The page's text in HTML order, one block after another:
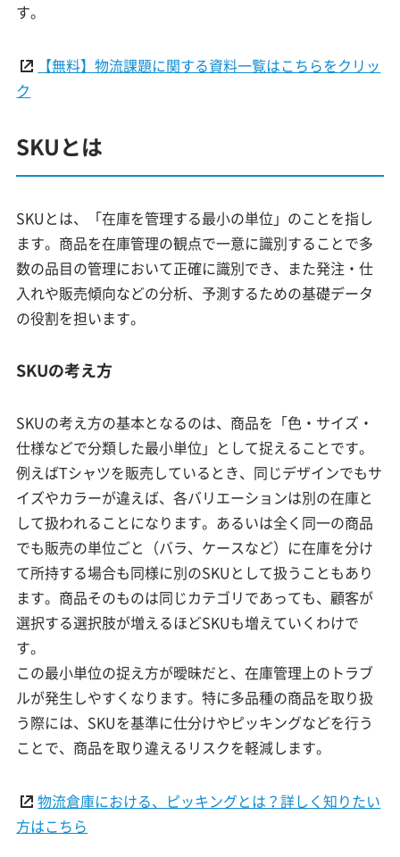
す。
【無料】物流課題に関する資料一覧はこちらをクリッ
ク
SKUとは
SKUとは、「在庫を管理する最小の単位」のことを指し
ます。商品を在庫管理の観点で一意に識別することで多
数の品目の管理において正確に識別でき、また発注・仕
入れや販売傾向などの分析、予測するための基礎データ
の役割を担います。
SKUの考え方
SKUの考え方の基本となるのは、商品を「色・サイズ・
仕様などで分類した最小単位」として捉えることです。
例えばTシャツを販売しているとき、同じデザインでもサ
イズやカラーが違えば、各バリエーションは別の在庫と
して扱われることになります。あるいは全く同一の商品
でも販売の単位ごと（バラ、ケースなど）に在庫を分け
て所持する場合も同様に別のSKUとして扱うこともあり
ます。商品そのものは同じカテゴリであっても、顧客が
選択する選択肢が増えるほどSKUも増えていくわけで
す。
この最小単位の捉え方が曖昧だと、在庫管理上のトラブ
ルが発生しやすくなります。特に多品種の商品を取り扱
う際には、SKUを基準に仕分けやピッキングなどを行う
ことで、商品を取り違えるリスクを軽減します。
物流倉庫における、ピッキングとは？詳しく知りたい
方はこちら